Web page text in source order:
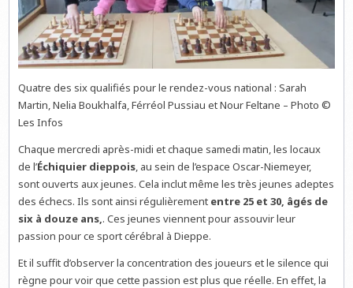
Quatre des six qualifiés pour le rendez-vous national : Sarah
Martin, Nelia Boukhalfa, Férréol Pussiau et Nour Feltane – Photo ©
Les Infos
Chaque mercredi après-midi et chaque samedi matin, les locaux
de l’Échiquier dieppois, au sein de l’espace Oscar-Niemeyer,
sont ouverts aux jeunes. Cela inclut même les très jeunes adeptes
des échecs. Ils sont ainsi régulièrement entre 25 et 30, âgés de
six à douze ans,. Ces jeunes viennent pour assouvir leur
passion pour ce sport cérébral à Dieppe.
Et il suffit d’observer la concentration des joueurs et le silence qui
règne pour voir que cette passion est plus que réelle. En effet, la